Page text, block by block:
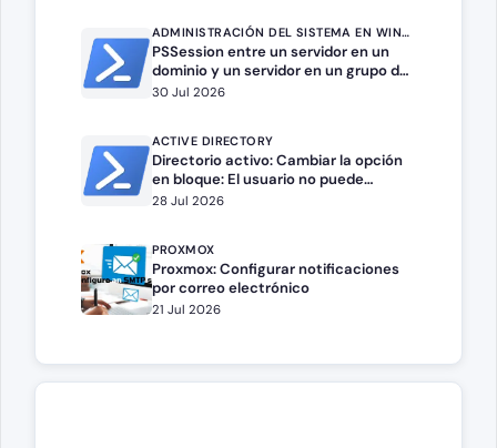
ADMINISTRACIÓN DEL SISTEMA EN WINDOWS SERVER
PSSession entre un servidor en un
dominio y un servidor en un grupo de
trabajo.
30 Jul 2026
ACTIVE DIRECTORY
Directorio activo: Cambiar la opción
en bloque: El usuario no puede
cambiar la contraseña
28 Jul 2026
PROXMOX
Proxmox: Configurar notificaciones
por correo electrónico
21 Jul 2026